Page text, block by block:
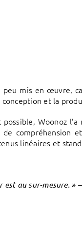
mis en œuvre,
et la
Woonoz
compréhension
linéaires et
est au sur-mesure. »